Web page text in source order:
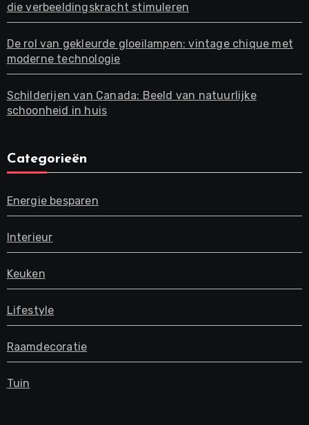
die verbeeldingskracht stimuleren
De rol van gekleurde gloeilampen: vintage chique met
moderne technologie
Schilderijen van Canada: Beeld van natuurlijke
schoonheid in huis
Categorieën
Energie besparen
Interieur
Keuken
Lifestyle
Raamdecoratie
Tuin